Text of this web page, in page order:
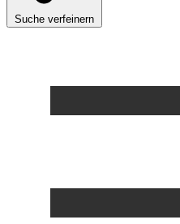
Suche verfeinern